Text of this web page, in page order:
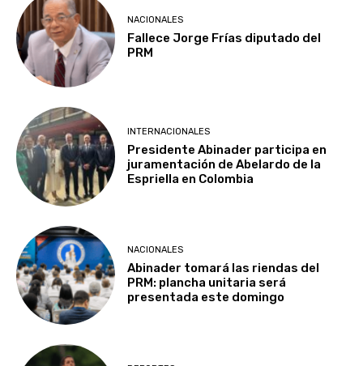
NACIONALES
Fallece Jorge Frías diputado del
PRM
INTERNACIONALES
Presidente Abinader participa en
juramentación de Abelardo de la
Espriella en Colombia
NACIONALES
Abinader tomará las riendas del
PRM: plancha unitaria será
presentada este domingo